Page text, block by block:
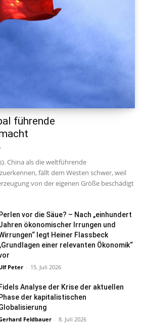
führende
China als die weltführende
fällt dem Westen schwer, weil
von der eigenen Größe beschädigt
Perlen vor die Säue? – Nach „einhundert
ökonomischer Irrungen und
legt Heiner Flassbeck
einer relevanten Ökonomik“
Peter - 15. Juli 2026
Fidels Analyse der Krise der aktuellen
Phase der kapitalistischen
Feldbauer - 8. Juli 2026